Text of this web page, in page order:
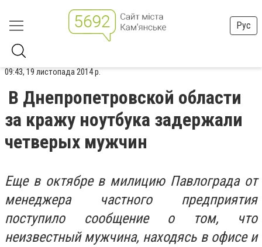
Рус
09:43, 19 листопада 2014 р.
В Днепропетровской области
за кражу ноутбука задержали
четверых мужчин
Еще в октябре в милицию Павлограда от
менеджера частного предприятия
поступило сообщение о том, что
неизвестный мужчина, находясь в офисе и